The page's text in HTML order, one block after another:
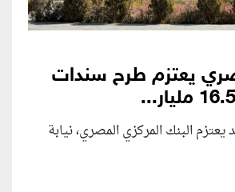
يعتزم طرح سندات
البنك المركزي المصري، نيابة